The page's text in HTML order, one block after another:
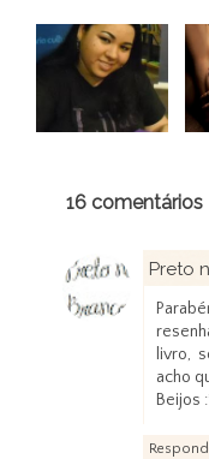
16 comentários
Preto
livro,
acho
Beijos